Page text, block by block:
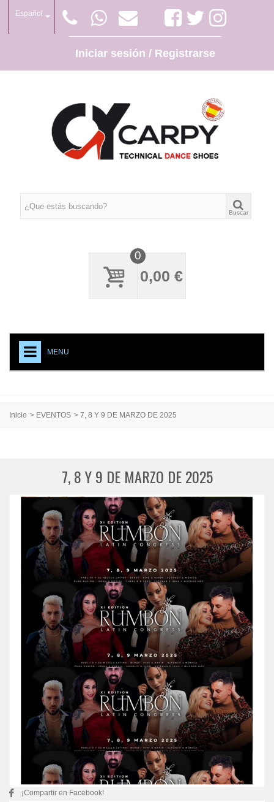
Español
Iniciar sesión / Registrarse
Buscar
0
0,00 €
MENU
CREACIONES ESPECIALES
CARPY, PRODUCTO DE CALIDAD
EVENTOS
Inicio > EVENTOS > 7, 8 Y 9 DE MARZO DE 2025
7, 8 Y 9 DE MARZO DE 2025
¡Compartir en Facebook!